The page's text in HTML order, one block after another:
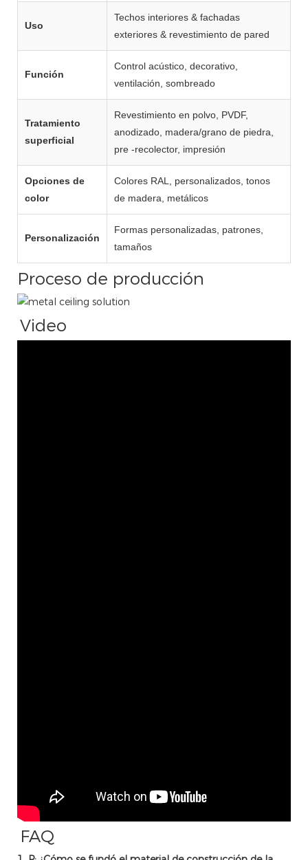
Uso
Techos interiores & fachadas
exteriores & revestimiento de pared
Función
Control acústico, decorativo,
ventilación, sombreado
Tratamiento
superficial
Revestimiento en polvo, PVDF,
anodizado, madera/grano de piedra,
pre -recolector, impresión
Opciones de
color
Colores RAL, personalizados, tonos
de madera, metálicos
Personalización
Formas personalizadas, patrones,
tamaños
Proceso de producción
Video
FAQ